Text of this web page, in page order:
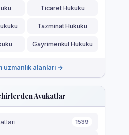
Ticaret Hukuku
Tazminat Hukuku
Gayrimenkul Hukuku
uzmanlık alanları →
Avukatlar
1539